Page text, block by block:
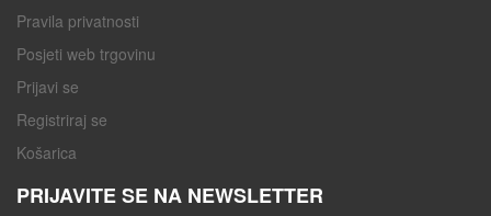
Pravila privatnosti
Posjeti web trgovinu
Prijavi se
Registriraj se
Košarica
PRIJAVITE SE NA NEWSLETTER